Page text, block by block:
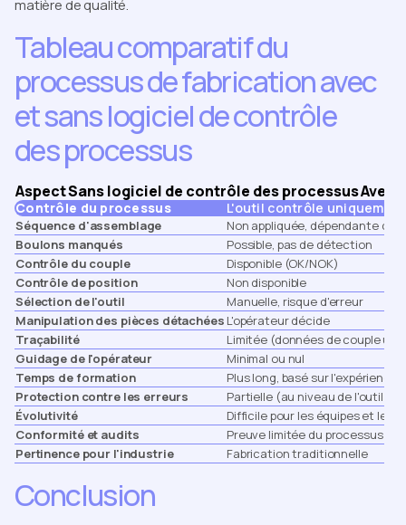
matière de qualité.
Tableau comparatif du
processus de fabrication avec
et sans logiciel de contrôle
des processus
AspectSans logiciel de contrôle des processusAvec
Contrôle du processus L'outil contrôle
Séquence d'assemblage
Non appliquée, dépendante de
Boulons manqués
Possible, pas de détection
Contrôle du couple
Disponible (OK/NOK)
Contrôle de position
Non disponible
Sélection de l'outil
Manuelle, risque d'erreur
Manipulation des pièces détachées L'opérateur décide
Traçabilité
Limitée (données de couple
Guidage de l'opérateur
Minimal ou nul
Temps de formation
Plus long, basé sur l'expérience
Protection contre les erreurs
Partielle (au niveau de l'outil
Évolutivité
Difficile pour les équipes et les
Conformité et audits
Preuve limitée du processus
Pertinence pour l'industrie
Fabrication traditionnelle
Conclusion